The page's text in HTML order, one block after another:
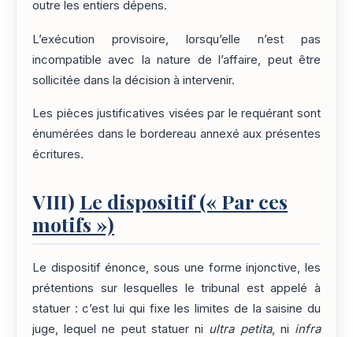
outre les entiers dépens.
L’exécution provisoire, lorsqu’elle n’est pas
incompatible avec la nature de l’affaire, peut être
sollicitée dans la décision à intervenir.
Les pièces justificatives visées par le requérant sont
énumérées dans le bordereau annexé aux présentes
écritures.
VIII) Le dispositif (« Par ces
motifs »)
Le dispositif énonce, sous une forme injonctive, les
prétentions sur lesquelles le tribunal est appelé à
statuer : c’est lui qui fixe les limites de la saisine du
juge, lequel ne peut statuer ni ultra petita, ni infra